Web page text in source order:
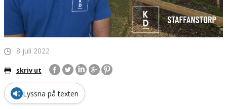
8 juli 2022
skriv ut
🔊 Lyssna på texten